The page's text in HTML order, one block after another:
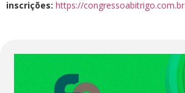
inscrições: https://congressoabitrigo.com.br